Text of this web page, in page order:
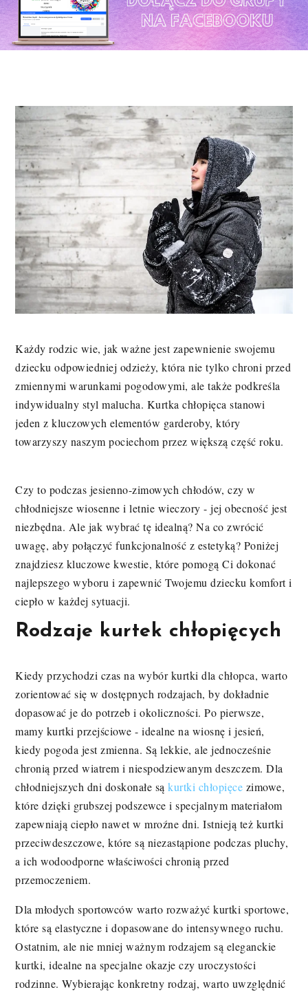
Każdy rodzic wie, jak ważne jest zapewnienie swojemu
dziecku odpowiedniej odzieży, która nie tylko chroni przed
zmiennymi warunkami pogodowymi, ale także podkreśla
indywidualny styl malucha. Kurtka chłopięca stanowi
jeden z kluczowych elementów garderoby, który
towarzyszy naszym pociechom przez większą część roku.
Czy to podczas jesienno-zimowych chłodów, czy w
chłodniejsze wiosenne i letnie wieczory - jej obecność jest
niezbędna. Ale jak wybrać tę idealną? Na co zwrócić
uwagę, aby połączyć funkcjonalność z estetyką? Poniżej
znajdziesz kluczowe kwestie, które pomogą Ci dokonać
najlepszego wyboru i zapewnić Twojemu dziecku komfort i
ciepło w każdej sytuacji.
Rodzaje kurtek chłopięcych
Kiedy przychodzi czas na wybór kurtki dla chłopca, warto
zorientować się w dostępnych rodzajach, by dokładnie
dopasować je do potrzeb i okoliczności. Po pierwsze,
mamy kurtki przejściowe - idealne na wiosnę i jesień,
kiedy pogoda jest zmienna. Są lekkie, ale jednocześnie
chronią przed wiatrem i niespodziewanym deszczem. Dla
chłodniejszych dni doskonałe sąkurtki chłopięce zimowe,
które dzięki grubszej podszewce i specjalnym materiałom
zapewniają ciepło nawet w mroźne dni. Istnieją też kurtki
przeciwdeszczowe, które są niezastąpione podczas pluchy,
a ich wodoodporne właściwości chronią przed
przemoczeniem.
Dla młodych sportowców warto rozważyć kurtki sportowe,
które są elastyczne i dopasowane do intensywnego ruchu.
Ostatnim, ale nie mniej ważnym rodzajem są eleganckie
kurtki, idealne na specjalne okazje czy uroczystości
rodzinne. Wybierając konkretny rodzaj, warto uwzględnić